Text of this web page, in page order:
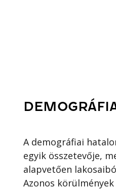
A demográfiai
egyik összetevője,
alapvetően
Azonos